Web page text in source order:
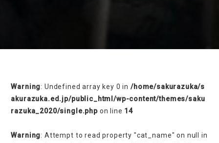
Warning: Undefined array key 0 in /home/sakurazuka/s
akurazuka.ed.jp/public_html/wp-content/themes/saku
razuka_2020/single.phpon line 14
Warning: Attempt to read property "cat_name" on null in